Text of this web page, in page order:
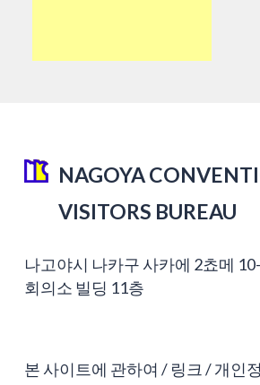
NAGOYA
VISITORS BUREAU
나고야시 나카구 사카에 2쵸메
회의소 빌딩 11층
본 사이트에 관하여 링크 개인